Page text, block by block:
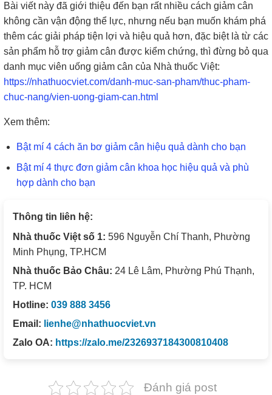
Bài viết này đã giới thiệu đến bạn rất nhiều cách giảm cân
không cần vận động thể lực, nhưng nếu bạn muốn khám phá
thêm các giải pháp tiện lợi và hiệu quả hơn, đặc biệt là từ các
sản phẩm hỗ trợ giảm cân được kiểm chứng, thì đừng bỏ qua
danh mục viên uống giảm cân của Nhà thuốc Việt:
https://nhathuocviet.com/danh-muc-san-pham/thuc-pham-
chuc-nang/vien-uong-giam-can.html
Xem thêm:
Bật mí 4 cách ăn bơ giảm cân hiệu quả dành cho bạn
Bật mí 4 thực đơn giảm cân khoa học hiệu quả và phù
hợp dành cho bạn
Thông tin liên hệ:
Nhà thuốc Việt số 1: 596 Nguyễn Chí Thanh, Phường
Minh Phụng, TP.HCM
Nhà thuốc Bảo Châu: 24 Lê Lâm, Phường Phú Thạnh,
TP. HCM
Hotline: 039 888 3456
Email: lienhe@nhathuocviet.vn
Zalo OA: https://zalo.me/2326937184300810408
Đánh giá post